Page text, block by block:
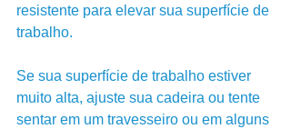
resistente para elevar sua superfície de
trabalho.
Se sua superfície de trabalho estiver
muito alta, ajuste sua cadeira ou tente
sentar em um travesseiro ou em alguns